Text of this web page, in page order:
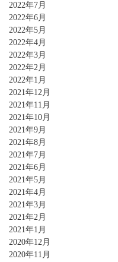
2022年7月
2022年6月
2022年5月
2022年4月
2022年3月
2022年2月
2022年1月
2021年12月
2021年11月
2021年10月
2021年9月
2021年8月
2021年7月
2021年6月
2021年5月
2021年4月
2021年3月
2021年2月
2021年1月
2020年12月
2020年11月